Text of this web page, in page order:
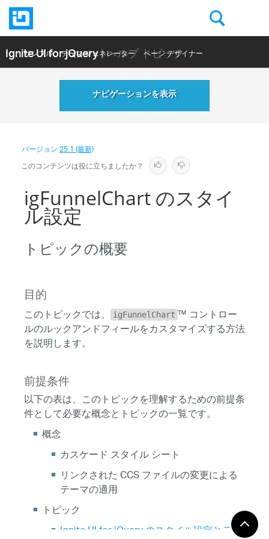
Ignite UI for jQuery| ヘルプ トピック
サンプル テーマ ジェネレーター ページ デザイナー
ヘルプ トピック API リファレンス
ナビゲーションを表示
バージョン25.1 (最新)
このコンテンツは役に立ちましたか？
igFunnelChart のスタイ
ル設定
トピックの概要
目的
このトピックでは、 igFunnelChart ™ コントロー
ルのルックアンドフィールをカスタマイズする方法
を説明します。
前提条件
以下の表は、このトピックを理解するための前提条
件として必要な概念とトピックの一覧です。
概念
カスケード スタイル シート
リンクされた CCS ファイルの変更による
テーマの適用
トピック
Ignite UI for jQuery のスタイル設定とテー